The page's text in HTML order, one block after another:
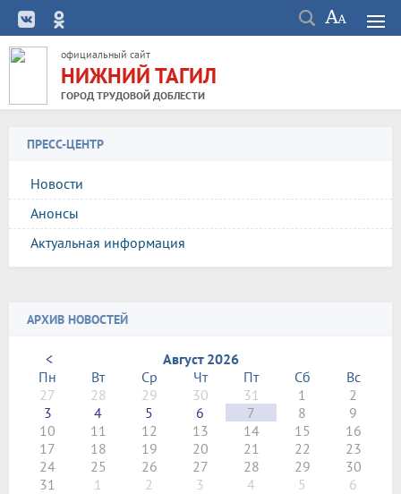
официальный сайт
НИЖНИЙ ТАГИЛ
ГОРОД ТРУДОВОЙ ДОБЛЕСТИ
ПРЕСС-ЦЕНТР
Новости
Анонсы
Актуальная информация
АРХИВ НОВОСТЕЙ
<
Август 2026
Пн
Вт Ср Чт Пт Сб
Вс
27
28 29 30 31 1
2
3
4 5 6 7 8
9
10
11 12 13 14 15
16
17
18 19 20 21 22
23
24
25 26 27 28 29
30
31
1 2 3 4 5 6